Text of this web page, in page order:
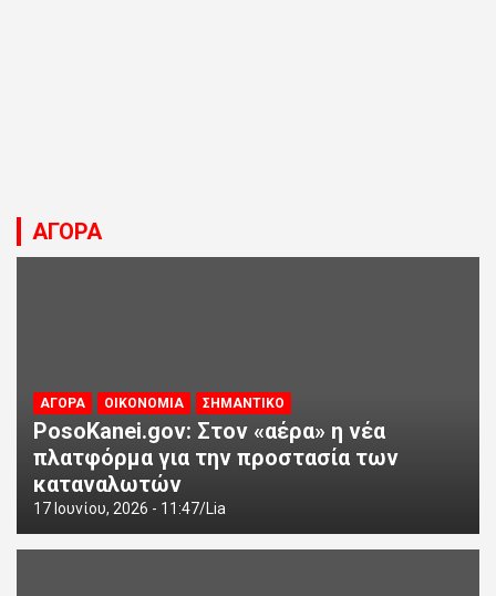
ΑΓΟΡΑ
ΑΓΟΡΑ ΟΙΚΟΝΟΜΙΑ ΣΗΜΑΝΤΙΚΟ
PosoKanei.gov: Στον «αέρα» η νέα
πλατφόρμα για την προστασία των
καταναλωτών
17 Ιουνίου, 2026 - 11:47 Lia